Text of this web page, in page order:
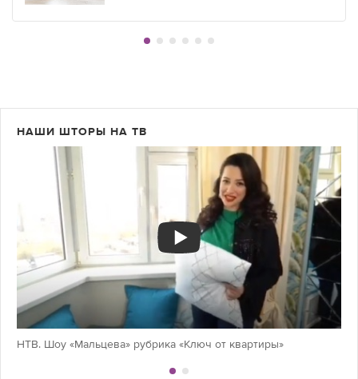
НАШИ ШТОРЫ НА ТВ
НТВ. Шоу «Мальцева» рубрика «Ключ от квартиры»